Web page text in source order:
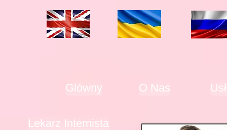
Glówny O Nas
Lekarz Internista